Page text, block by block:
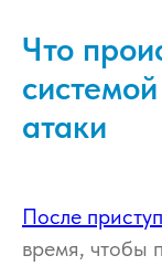
Что
атаки
После
время, чтобы